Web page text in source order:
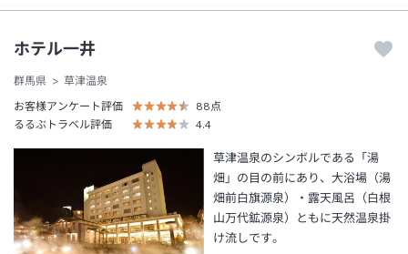
ホテル一井
群馬県
草津温泉
お客様アンケート評価
88点
るるぶトラベル評価
4.4
草津温泉のシンボルである「湯
畑」の目の前にあり、大浴場（湯
畑前白旗源泉）・露天風呂（白根
山万代鉱源泉）ともに天然温泉掛
け流しです。